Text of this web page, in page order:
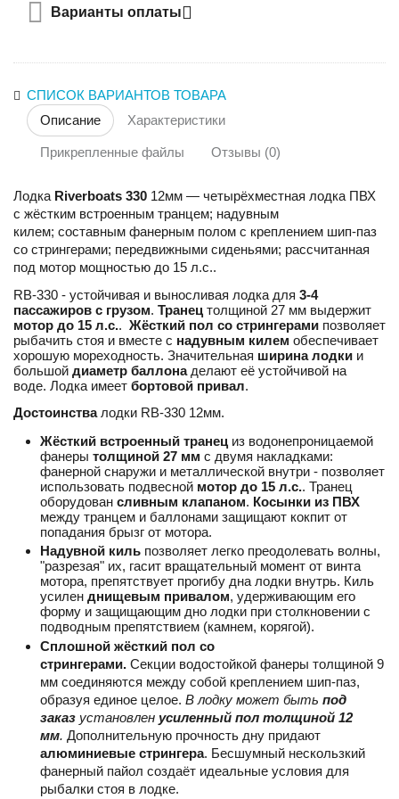
Варианты оплаты
СПИСОК ВАРИАНТОВ ТОВАРА
Описание
Характеристики
Прикрепленные файлы Отзывы (0)
Лодка Riverboats 330 12мм ― четырёхместная лодка ПВХ
с жёстким встроенным транцем; надувным
килем; составным фанерным полом с креплением шип-паз
со стрингерами; передвижными сиденьями; рассчитанная
под мотор мощностью до 15 л.с..
RB-330 - устойчивая и выносливая лодка для 3-4
пассажиров с грузом. Транец толщиной 27 мм выдержит
мотор до 15 л.с.. Жёсткий пол со стрингерами позволяет
рыбачить стоя и вместе с надувным килем обеспечивает
хорошую мореходность. Значительная ширина лодки и
большой диаметр баллонаделают её устойчивой на
воде. Лодка имеет бортовой привал.
Достоинствалодки RB-330 12мм.
Жёсткий встроенный транец из водонепроницаемой
фанеры толщиной 27 мм с двумя накладками:
фанерной снаружи и металлической внутри - позволяет
использовать подвесной мотор до 15 л.с.. Транец
оборудован сливным клапаном. Косынки из ПВХ
между транцем и баллонами защищают кокпит от
попадания брызг от мотора.
Надувной киль позволяет легко преодолевать волны,
"разрезая" их, гасит вращательный момент от винта
мотора, препятствует прогибу дна лодки внутрь. Киль
усилен днищевым привалом, удерживающим его
форму и защищающим дно лодки при столкновении с
подводным препятствием (камнем, корягой).
Сплошной жёсткий пол со
стрингерами. Секции водостойкой фанеры толщиной 9
мм соединяются между собой креплением шип-паз,
образуя единое целое. В лодку может быть под
заказ установлен усиленный пол толщиной 12
мм. Дополнительную прочность дну придают
алюминиевые стрингера. Бесшумный нескользкий
фанерный пайол создаёт идеальные условия для
рыбалки стоя в лодке.